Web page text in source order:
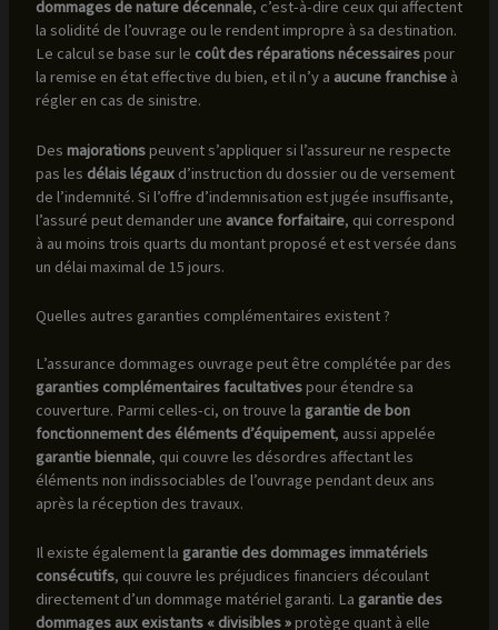
dommages de nature décennale, c’est-à-dire ceux qui affectent
la solidité de l’ouvrage ou le rendent impropre à sa destination.
Le calcul se base sur le coût des réparations nécessairespour
la remise en état effective du bien, et il n’y a aucune franchiseà
régler en cas de sinistre.
Des majorationspeuvent s’appliquer si l’assureur ne respecte
pas les délais légauxd’instruction du dossier ou de versement
de l’indemnité. Si l’offre d’indemnisation est jugée insuffisante,
l’assuré peut demander une avance forfaitaire, qui correspond
à au moins trois quarts du montant proposé et est versée dans
un délai maximal de 15 jours.
Quelles autres garanties complémentaires existent ?
L’assurance dommages ouvrage peut être complétée par des
garanties complémentaires facultativespour étendre sa
couverture. Parmi celles-ci, on trouve la garantie de bon
fonctionnement des éléments d’équipement, aussi appelée
garantie biennale, qui couvre les désordres affectant les
éléments non indissociables de l’ouvrage pendant deux ans
après la réception des travaux.
Il existe également la garantie des dommages immatériels
consécutifs, qui couvre les préjudices financiers découlant
directement d’un dommage matériel garanti. La garantie des
dommages aux existants « divisibles »protège quant à elle